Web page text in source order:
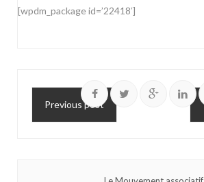
[wpdm_package id=’22418′]
Previous post